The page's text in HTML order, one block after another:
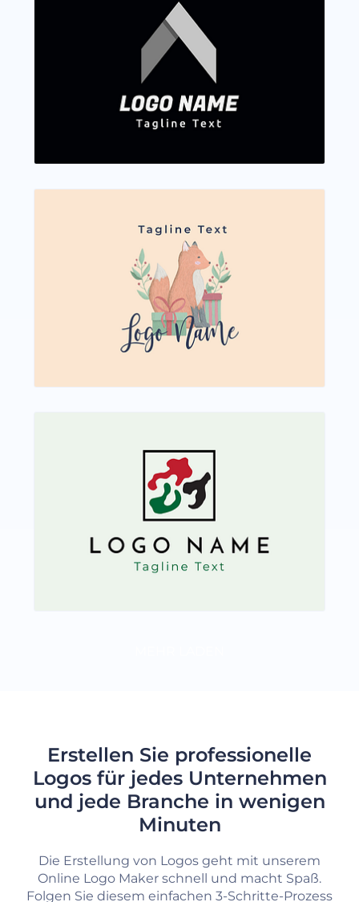
Erstellen Sie professionelle
Logos für jedes Unternehmen
und jede Branche in wenigen
Minuten
Die Erstellung von Logos geht mit unserem
Online Logo Maker schnell und macht Spaß.
Folgen Sie diesem einfachen 3-Schritte-Prozess